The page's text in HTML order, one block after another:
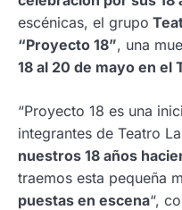
escénicas, el grupo
“Proyecto 18”, una
18 al 20 de mayo en el
“Proyecto 18 es una
integrantes de Teatro
nuestros 18 años
traemos esta pequeña
puestas en escena“,